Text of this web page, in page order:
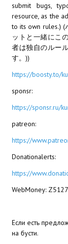
МОДЫ ДЛЯ ИГР
Патчи
Mass Effect 2
Mass Effect 3
Dragon Age:
Dragon Age 2
GTA 5
submit bugs,
resource, as the
to its own rules.)
ットと一緒にこ
者は独自のルー
す。))
https://boosty.to/
sponsr:
https://sponsr.ru/
patreon:
https://
Donationalerts:
https://
WebMoney:
Если есть
на бусти.